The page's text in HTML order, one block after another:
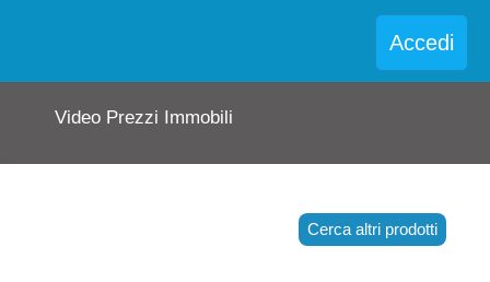
Accedi
Video Prezzi Immobili
Cerca altri prodotti